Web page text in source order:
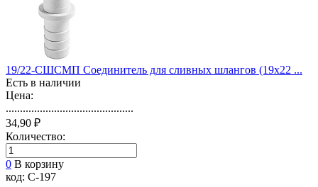
19/22-СШСМП Соединитель для сливных шлангов (19х22 ...
Есть в наличии
Цена:
.............................................
34,90 ₽
Количество:
0 В корзину
код: С-197